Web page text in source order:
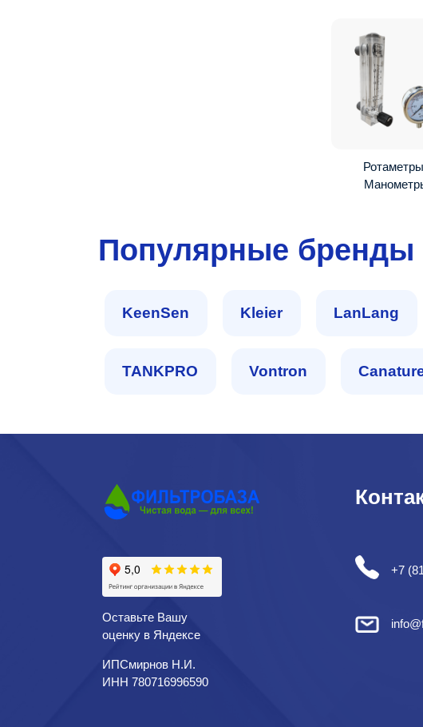
Популярные бренды
KeenSen Kleier LanLang
TANKPRO Vontron
Оставьте Вашу
оценку в Яндексе
ИПСмирнов Н.И.
ИНН 780716996590
+7